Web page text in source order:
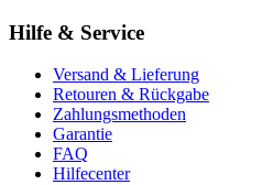
Hilfe & Service
Versand & Lieferung
Retouren & Rückgabe
Zahlungsmethoden
Garantie
FAQ
Hilfecenter